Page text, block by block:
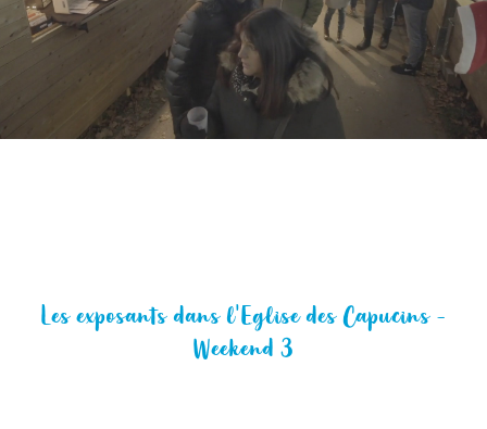
Les exposants dans l'Eglise des Capucins -
Weekend 3